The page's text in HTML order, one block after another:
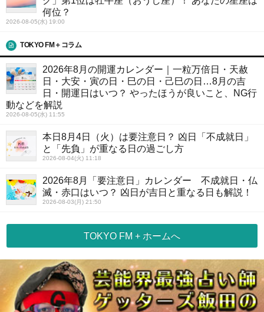
何位？
2026-08-05(水) 19:00
TOKYO FM＋コラム
2026年8月の開運カレンダー｜一粒万倍日・天赦
日・大安・寅の日・巳の日・己巳の日…8月の吉
日・開運日はいつ？ やったほうが良いこと、NG行
動などを解説
2026-08-05(水) 11:55
本日8月4日（火）は要注意日？ 凶日「不成就日」
と「先負」が重なる日の過ごし方
2026-08-04(火) 11:18
2026年8月「要注意日」カレンダー 不成就日・仏
滅・赤口はいつ？ 凶日が吉日と重なる日も解説！
2026-08-03(月) 21:50
TOKYO FM + ホームへ